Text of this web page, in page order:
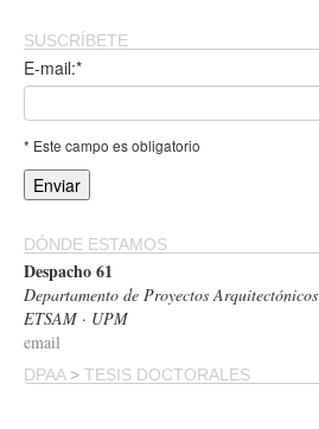
SUSCRÍBETE
E-mail:*
* Este campo es obligatorio
DÓNDE ESTAMOS
Despacho 61
Departamento de Proyectos Arquitectónicos
ETSAM · UPM
email
DPAA> TESIS DOCTORALES